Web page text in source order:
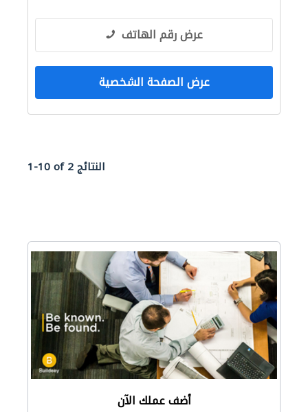
عرض رقم الهاتف
عرض الصفحة الشخصية
1-10 of 2 النتائج
أضف عملك الآن